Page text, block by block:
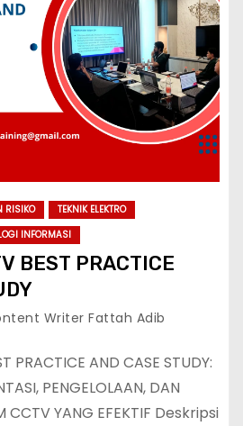
RISIKO
TEKNIK ELEKTRO
INFORMASI
BEST PRACTICE
Writer Fattah Adib
PRACTICE AND CASE STUDY:
PENGELOLAAN, DAN
CCTV YANG EFEKTIF Deskripsi